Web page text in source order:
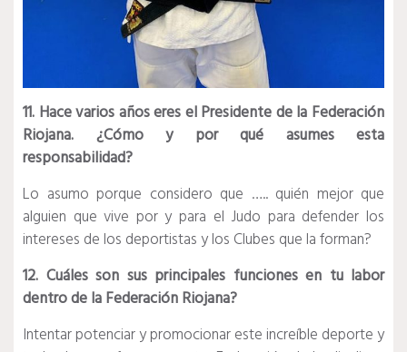
11. Hace varios años eres el Presidente de la Federación
Riojana. ¿Cómo y por qué asumes esta
responsabilidad?
Lo asumo porque considero que ….. quién mejor que
alguien que vive por y para el Judo para defender los
intereses de los deportistas y los Clubes que la forman?
12. Cuáles son sus principales funciones en tu labor
dentro de la Federación Riojana?
Intentar potenciar y promocionar este increíble deporte y